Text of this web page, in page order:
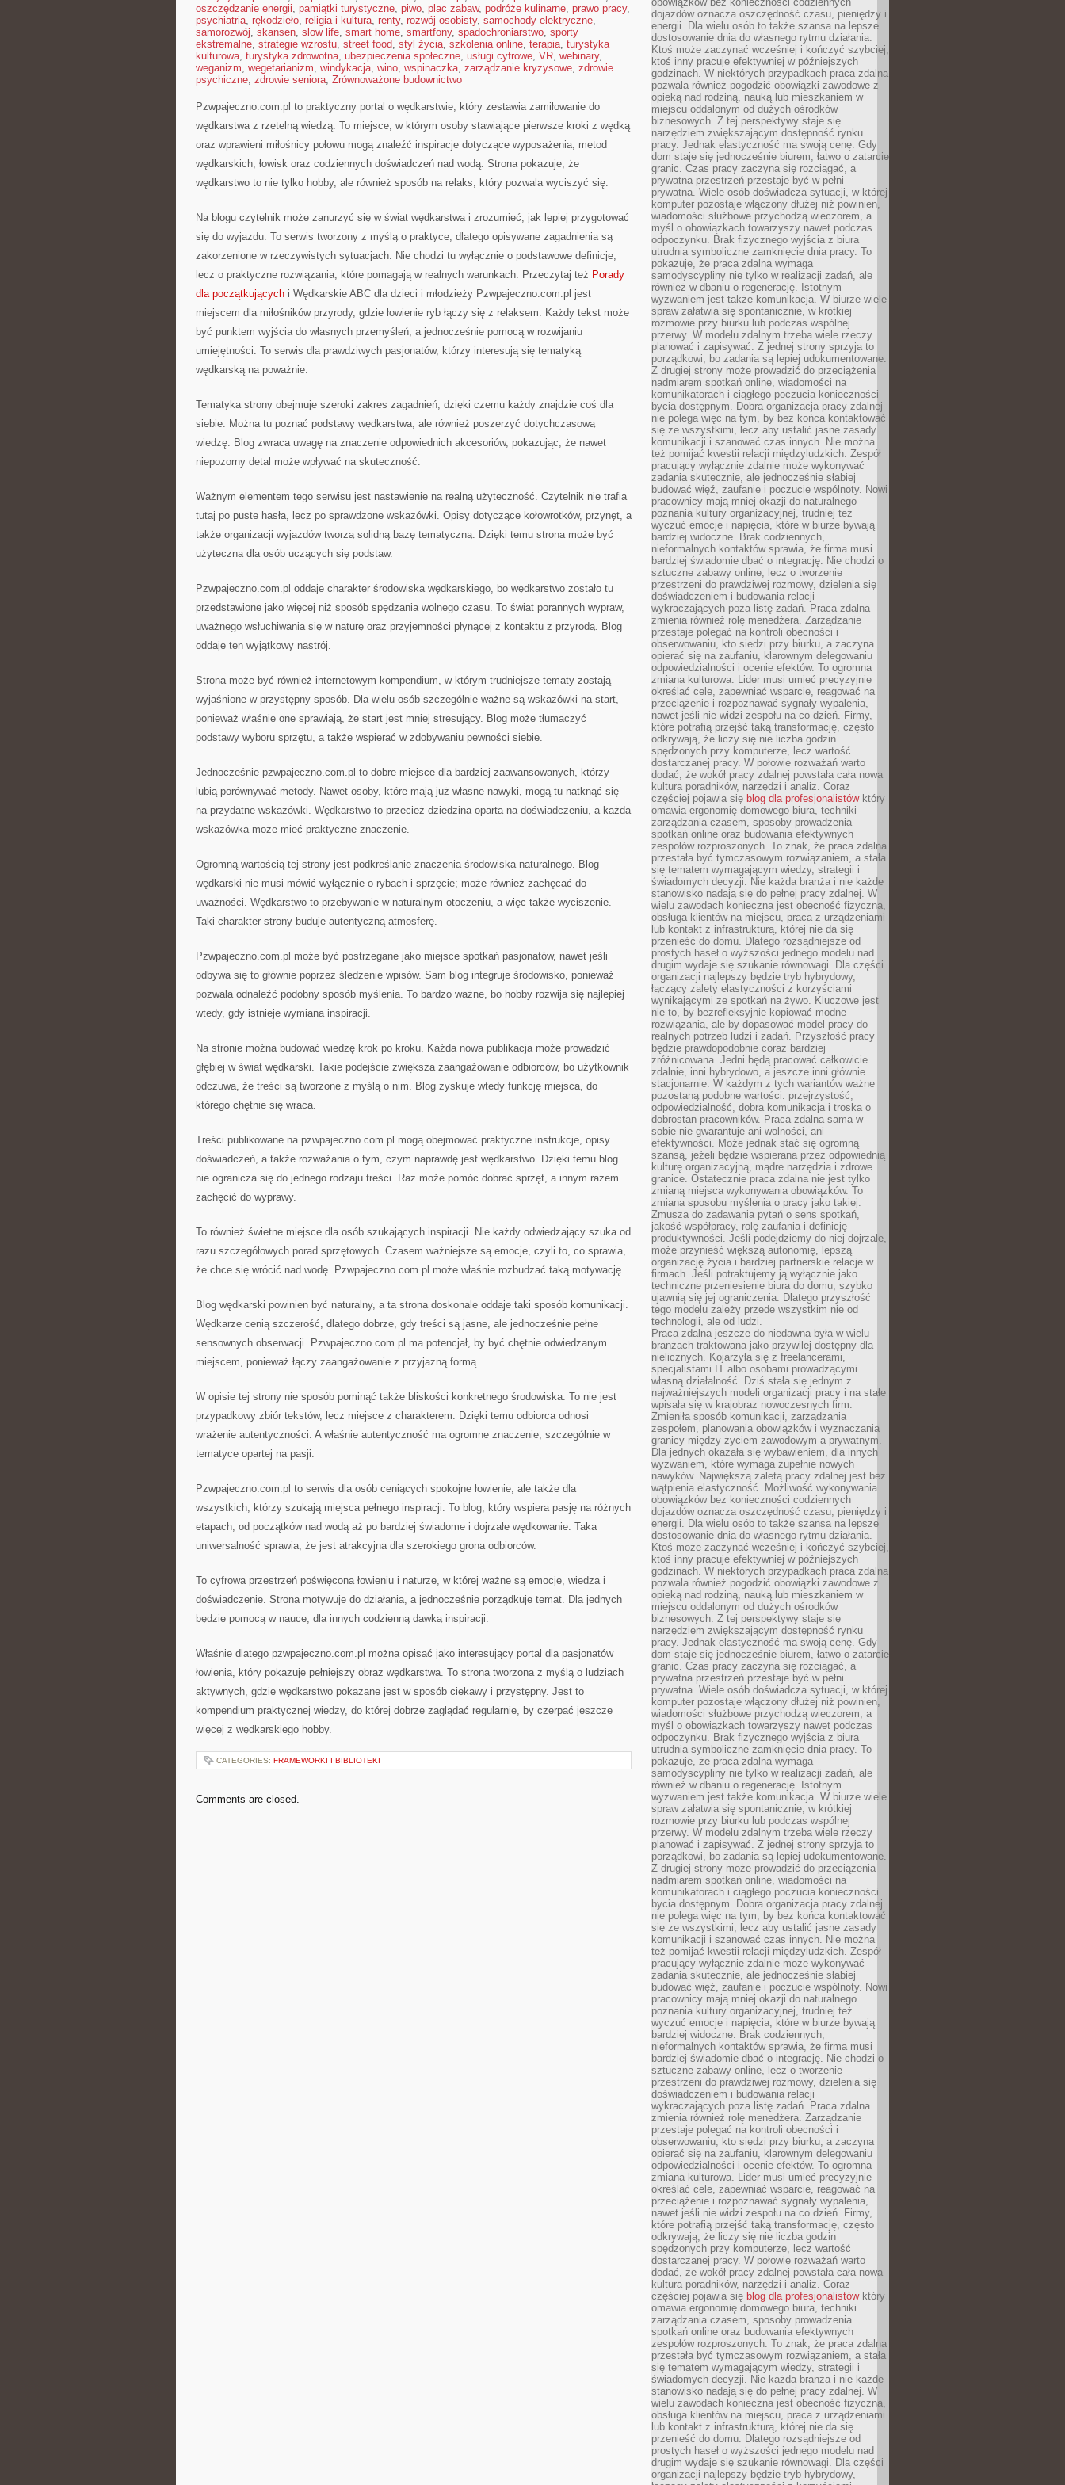
oszczędzanie energii, pamiątki turystyczne, piwo, plac zabaw, podróże kulinarne, prawo pracy,
psychiatria, rękodzieło, religia i kultura, renty, rozwój osobisty, samochody elektryczne,
samorozwój, skansen, slow life, smart home, smartfony, spadochroniarstwo, sporty
ekstremalne, strategie wzrostu, street food, styl życia, szkolenia online, terapia, turystyka
kulturowa, turystyka zdrowotna, ubezpieczenia społeczne, usługi cyfrowe, VR, webinary,
weganizm, wegetarianizm, windykacja, wino, wspinaczka, zarządzanie kryzysowe, zdrowie
psychiczne, zdrowie seniora, Zrównoważone budownictwo
Pzwpajeczno.com.pl to praktyczny portal o wędkarstwie, który zestawia zamiłowanie do
wędkarstwa z rzetelną wiedzą. To miejsce, w którym osoby stawiające pierwsze kroki z wędką
oraz wprawieni miłośnicy połowu mogą znaleźć inspiracje dotyczące wyposażenia, metod
wędkarskich, łowisk oraz codziennych doświadczeń nad wodą. Strona pokazuje, że
wędkarstwo to nie tylko hobby, ale również sposób na relaks, który pozwala wyciszyć się.
Na blogu czytelnik może zanurzyć się w świat wędkarstwa i zrozumieć, jak lepiej przygotować
się do wyjazdu. To serwis tworzony z myślą o praktyce, dlatego opisywane zagadnienia są
zakorzenione w rzeczywistych sytuacjach. Nie chodzi tu wyłącznie o podstawowe definicje,
lecz o praktyczne rozwiązania, które pomagają w realnych warunkach. Przeczytaj też Porady
dla początkujących i Wędkarskie ABC dla dzieci i młodzieży Pzwpajeczno.com.pl jest
miejscem dla miłośników przyrody, gdzie łowienie ryb łączy się z relaksem. Każdy tekst może
być punktem wyjścia do własnych przemyśleń, a jednocześnie pomocą w rozwijaniu
umiejętności. To serwis dla prawdziwych pasjonatów, którzy interesują się tematyką
wędkarską na poważnie.
Tematyka strony obejmuje szeroki zakres zagadnień, dzięki czemu każdy znajdzie coś dla
siebie. Można tu poznać podstawy wędkarstwa, ale również poszerzyć dotychczasową
wiedzę. Blog zwraca uwagę na znaczenie odpowiednich akcesoriów, pokazując, że nawet
niepozorny detal może wpływać na skuteczność.
Ważnym elementem tego serwisu jest nastawienie na realną użyteczność. Czytelnik nie trafia
tutaj po puste hasła, lecz po sprawdzone wskazówki. Opisy dotyczące kołowrotków, przynęt, a
także organizacji wyjazdów tworzą solidną bazę tematyczną. Dzięki temu strona może być
użyteczna dla osób uczących się podstaw.
Pzwpajeczno.com.pl oddaje charakter środowiska wędkarskiego, bo wędkarstwo zostało tu
przedstawione jako więcej niż sposób spędzania wolnego czasu. To świat porannych wypraw,
uważnego wsłuchiwania się w naturę oraz przyjemności płynącej z kontaktu z przyrodą. Blog
oddaje ten wyjątkowy nastrój.
Strona może być również internetowym kompendium, w którym trudniejsze tematy zostają
wyjaśnione w przystępny sposób. Dla wielu osób szczególnie ważne są wskazówki na start,
ponieważ właśnie one sprawiają, że start jest mniej stresujący. Blog może tłumaczyć
podstawy wyboru sprzętu, a także wspierać w zdobywaniu pewności siebie.
Jednocześnie pzwpajeczno.com.pl to dobre miejsce dla bardziej zaawansowanych, którzy
lubią porównywać metody. Nawet osoby, które mają już własne nawyki, mogą tu natknąć się
na przydatne wskazówki. Wędkarstwo to przecież dziedzina oparta na doświadczeniu, a każda
wskazówka może mieć praktyczne znaczenie.
Ogromną wartością tej strony jest podkreślanie znaczenia środowiska naturalnego. Blog
wędkarski nie musi mówić wyłącznie o rybach i sprzęcie; może również zachęcać do
uważności. Wędkarstwo to przebywanie w naturalnym otoczeniu, a więc także wyciszenie.
Taki charakter strony buduje autentyczną atmosferę.
Pzwpajeczno.com.pl może być postrzegane jako miejsce spotkań pasjonatów, nawet jeśli
odbywa się to głównie poprzez śledzenie wpisów. Sam blog integruje środowisko, ponieważ
pozwala odnaleźć podobny sposób myślenia. To bardzo ważne, bo hobby rozwija się najlepiej
wtedy, gdy istnieje wymiana inspiracji.
Na stronie można budować wiedzę krok po kroku. Każda nowa publikacja może prowadzić
głębiej w świat wędkarski. Takie podejście zwiększa zaangażowanie odbiorców, bo użytkownik
odczuwa, że treści są tworzone z myślą o nim. Blog zyskuje wtedy funkcję miejsca, do
którego chętnie się wraca.
Treści publikowane na pzwpajeczno.com.pl mogą obejmować praktyczne instrukcje, opisy
doświadczeń, a także rozważania o tym, czym naprawdę jest wędkarstwo. Dzięki temu blog
nie ogranicza się do jednego rodzaju treści. Raz może pomóc dobrać sprzęt, a innym razem
zachęcić do wyprawy.
To również świetne miejsce dla osób szukających inspiracji. Nie każdy odwiedzający szuka od
razu szczegółowych porad sprzętowych. Czasem ważniejsze są emocje, czyli to, co sprawia,
że chce się wrócić nad wodę. Pzwpajeczno.com.pl może właśnie rozbudzać taką motywację.
Blog wędkarski powinien być naturalny, a ta strona doskonale oddaje taki sposób komunikacji.
Wędkarze cenią szczerość, dlatego dobrze, gdy treści są jasne, ale jednocześnie pełne
sensownych obserwacji. Pzwpajeczno.com.pl ma potencjał, by być chętnie odwiedzanym
miejscem, ponieważ łączy zaangażowanie z przyjazną formą.
W opisie tej strony nie sposób pominąć także bliskości konkretnego środowiska. To nie jest
przypadkowy zbiór tekstów, lecz miejsce z charakterem. Dzięki temu odbiorca odnosi
wrażenie autentyczności. A właśnie autentyczność ma ogromne znaczenie, szczególnie w
tematyce opartej na pasji.
Pzwpajeczno.com.pl to serwis dla osób ceniących spokojne łowienie, ale także dla
wszystkich, którzy szukają miejsca pełnego inspiracji. To blog, który wspiera pasję na różnych
etapach, od początków nad wodą aż po bardziej świadome i dojrzałe wędkowanie. Taka
uniwersalność sprawia, że jest atrakcyjna dla szerokiego grona odbiorców.
To cyfrowa przestrzeń poświęcona łowieniu i naturze, w której ważne są emocje, wiedza i
doświadczenie. Strona motywuje do działania, a jednocześnie porządkuje temat. Dla jednych
będzie pomocą w nauce, dla innych codzienną dawką inspiracji.
Właśnie dlatego pzwpajeczno.com.pl można opisać jako interesujący portal dla pasjonatów
łowienia, który pokazuje pełniejszy obraz wędkarstwa. To strona tworzona z myślą o ludziach
aktywnych, gdzie wędkarstwo pokazane jest w sposób ciekawy i przystępny. Jest to
kompendium praktycznej wiedzy, do której dobrze zaglądać regularnie, by czerpać jeszcze
więcej z wędkarskiego hobby.
CATEGORIES: FRAMEWORKI I BIBLIOTEKI
Comments are closed.
dojazdów oznacza oszczędność czasu, pieniędzy i
energii. Dla wielu osób to także szansa na lepsze
dostosowanie dnia do własnego rytmu działania.
Ktoś może zaczynać wcześniej i kończyć szybciej,
ktoś inny pracuje efektywniej w późniejszych
godzinach. W niektórych przypadkach praca zdalna
pozwala również pogodzić obowiązki zawodowe z
opieką nad rodziną, nauką lub mieszkaniem w
miejscu oddalonym od dużych ośrodków
biznesowych. Z tej perspektywy staje się
narzędziem zwiększającym dostępność rynku
pracy. Jednak elastyczność ma swoją cenę. Gdy
dom staje się jednocześnie biurem, łatwo o zatarcie
granic. Czas pracy zaczyna się rozciągać, a
prywatna przestrzeń przestaje być w pełni
prywatna. Wiele osób doświadcza sytuacji, w której
komputer pozostaje włączony dłużej niż powinien,
wiadomości służbowe przychodzą wieczorem, a
myśl o obowiązkach towarzyszy nawet podczas
odpoczynku. Brak fizycznego wyjścia z biura
utrudnia symboliczne zamknięcie dnia pracy. To
pokazuje, że praca zdalna wymaga
samodyscypliny nie tylko w realizacji zadań, ale
również w dbaniu o regenerację. Istotnym
wyzwaniem jest także komunikacja. W biurze wiele
spraw załatwia się spontanicznie, w krótkiej
rozmowie przy biurku lub podczas wspólnej
przerwy. W modelu zdalnym trzeba wiele rzeczy
planować i zapisywać. Z jednej strony sprzyja to
porządkowi, bo zadania są lepiej udokumentowane.
Z drugiej strony może prowadzić do przeciążenia
nadmiarem spotkań online, wiadomości na
komunikatorach i ciągłego poczucia konieczności
bycia dostępnym. Dobra organizacja pracy zdalnej
nie polega więc na tym, by bez końca kontaktować
się ze wszystkimi, lecz aby ustalić jasne zasady
komunikacji i szanować czas innych. Nie można
też pomijać kwestii relacji międzyludzkich. Zespół
pracujący wyłącznie zdalnie może wykonywać
zadania skutecznie, ale jednocześnie słabiej
budować więź, zaufanie i poczucie wspólnoty. Nowi
pracownicy mają mniej okazji do naturalnego
poznania kultury organizacyjnej, trudniej też
wyczuć emocje i napięcia, które w biurze bywają
bardziej widoczne. Brak codziennych,
nieformalnych kontaktów sprawia, że firma musi
bardziej świadomie dbać o integrację. Nie chodzi o
sztuczne zabawy online, lecz o tworzenie
przestrzeni do prawdziwej rozmowy, dzielenia się
doświadczeniem i budowania relacji
wykraczających poza listę zadań. Praca zdalna
zmienia również rolę menedżera. Zarządzanie
przestaje polegać na kontroli obecności i
obserwowaniu, kto siedzi przy biurku, a zaczyna
opierać się na zaufaniu, klarownym delegowaniu
odpowiedzialności i ocenie efektów. To ogromna
zmiana kulturowa. Lider musi umieć precyzyjnie
określać cele, zapewniać wsparcie, reagować na
przeciążenie i rozpoznawać sygnały wypalenia,
nawet jeśli nie widzi zespołu na co dzień. Firmy,
które potrafią przejść taką transformację, często
odkrywają, że liczy się nie liczba godzin
spędzonych przy komputerze, lecz wartość
dostarczanej pracy. W połowie rozważań warto
dodać, że wokół pracy zdalnej powstała cała nowa
kultura poradników, narzędzi i analiz. Coraz
częściej pojawia się blog dla profesjonalistówktóry
omawia ergonomię domowego biura, techniki
zarządzania czasem, sposoby prowadzenia
spotkań online oraz budowania efektywnych
zespołów rozproszonych. To znak, że praca zdalna
przestała być tymczasowym rozwiązaniem, a stała
się tematem wymagającym wiedzy, strategii i
świadomych decyzji. Nie każda branża i nie każde
stanowisko nadają się do pełnej pracy zdalnej. W
wielu zawodach konieczna jest obecność fizyczna,
obsługa klientów na miejscu, praca z urządzeniami
lub kontakt z infrastrukturą, której nie da się
przenieść do domu. Dlatego rozsądniejsze od
prostych haseł o wyższości jednego modelu nad
drugim wydaje się szukanie równowagi. Dla części
organizacji najlepszy będzie tryb hybrydowy,
łączący zalety elastyczności z korzyściami
wynikającymi ze spotkań na żywo. Kluczowe jest
nie to, by bezrefleksyjnie kopiować modne
rozwiązania, ale by dopasować model pracy do
realnych potrzeb ludzi i zadań. Przyszłość pracy
będzie prawdopodobnie coraz bardziej
zróżnicowana. Jedni będą pracować całkowicie
zdalnie, inni hybrydowo, a jeszcze inni głównie
stacjonarnie. W każdym z tych wariantów ważne
pozostaną podobne wartości: przejrzystość,
odpowiedzialność, dobra komunikacja i troska o
dobrostan pracowników. Praca zdalna sama w
sobie nie gwarantuje ani wolności, ani
efektywności. Może jednak stać się ogromną
szansą, jeżeli będzie wspierana przez odpowiednią
kulturę organizacyjną, mądre narzędzia i zdrowe
granice. Ostatecznie praca zdalna nie jest tylko
zmianą miejsca wykonywania obowiązków. To
zmiana sposobu myślenia o pracy jako takiej.
Zmusza do zadawania pytań o sens spotkań,
jakość współpracy, rolę zaufania i definicję
produktywności. Jeśli podejdziemy do niej dojrzale,
może przynieść większą autonomię, lepszą
organizację życia i bardziej partnerskie relacje w
firmach. Jeśli potraktujemy ją wyłącznie jako
techniczne przeniesienie biura do domu, szybko
ujawnią się jej ograniczenia. Dlatego przyszłość
tego modelu zależy przede wszystkim nie od
technologii, ale od ludzi.
Praca zdalna jeszcze do niedawna była w wielu
branżach traktowana jako przywilej dostępny dla
nielicznych. Kojarzyła się z freelancerami,
specjalistami IT albo osobami prowadzącymi
własną działalność. Dziś stała się jednym z
najważniejszych modeli organizacji pracy i na stałe
wpisała się w krajobraz nowoczesnych firm.
Zmieniła sposób komunikacji, zarządzania
zespołem, planowania obowiązków i wyznaczania
granicy między życiem zawodowym a prywatnym.
Dla jednych okazała się wybawieniem, dla innych
wyzwaniem, które wymaga zupełnie nowych
nawyków. Największą zaletą pracy zdalnej jest bez
wątpienia elastyczność. Możliwość wykonywania
obowiązków bez konieczności codziennych
dojazdów oznacza oszczędność czasu, pieniędzy i
energii. Dla wielu osób to także szansa na lepsze
dostosowanie dnia do własnego rytmu działania.
Ktoś może zaczynać wcześniej i kończyć szybciej,
ktoś inny pracuje efektywniej w późniejszych
godzinach. W niektórych przypadkach praca zdalna
pozwala również pogodzić obowiązki zawodowe z
opieką nad rodziną, nauką lub mieszkaniem w
miejscu oddalonym od dużych ośrodków
biznesowych. Z tej perspektywy staje się
narzędziem zwiększającym dostępność rynku
pracy. Jednak elastyczność ma swoją cenę. Gdy
dom staje się jednocześnie biurem, łatwo o zatarcie
granic. Czas pracy zaczyna się rozciągać, a
prywatna przestrzeń przestaje być w pełni
prywatna. Wiele osób doświadcza sytuacji, w której
komputer pozostaje włączony dłużej niż powinien,
wiadomości służbowe przychodzą wieczorem, a
myśl o obowiązkach towarzyszy nawet podczas
odpoczynku. Brak fizycznego wyjścia z biura
utrudnia symboliczne zamknięcie dnia pracy. To
pokazuje, że praca zdalna wymaga
samodyscypliny nie tylko w realizacji zadań, ale
również w dbaniu o regenerację. Istotnym
wyzwaniem jest także komunikacja. W biurze wiele
spraw załatwia się spontanicznie, w krótkiej
rozmowie przy biurku lub podczas wspólnej
przerwy. W modelu zdalnym trzeba wiele rzeczy
planować i zapisywać. Z jednej strony sprzyja to
porządkowi, bo zadania są lepiej udokumentowane.
Z drugiej strony może prowadzić do przeciążenia
nadmiarem spotkań online, wiadomości na
komunikatorach i ciągłego poczucia konieczności
bycia dostępnym. Dobra organizacja pracy zdalnej
nie polega więc na tym, by bez końca kontaktować
się ze wszystkimi, lecz aby ustalić jasne zasady
komunikacji i szanować czas innych. Nie można
też pomijać kwestii relacji międzyludzkich. Zespół
pracujący wyłącznie zdalnie może wykonywać
zadania skutecznie, ale jednocześnie słabiej
budować więź, zaufanie i poczucie wspólnoty. Nowi
pracownicy mają mniej okazji do naturalnego
poznania kultury organizacyjnej, trudniej też
wyczuć emocje i napięcia, które w biurze bywają
bardziej widoczne. Brak codziennych,
nieformalnych kontaktów sprawia, że firma musi
bardziej świadomie dbać o integrację. Nie chodzi o
sztuczne zabawy online, lecz o tworzenie
przestrzeni do prawdziwej rozmowy, dzielenia się
doświadczeniem i budowania relacji
wykraczających poza listę zadań. Praca zdalna
zmienia również rolę menedżera. Zarządzanie
przestaje polegać na kontroli obecności i
obserwowaniu, kto siedzi przy biurku, a zaczyna
opierać się na zaufaniu, klarownym delegowaniu
odpowiedzialności i ocenie efektów. To ogromna
zmiana kulturowa. Lider musi umieć precyzyjnie
określać cele, zapewniać wsparcie, reagować na
przeciążenie i rozpoznawać sygnały wypalenia,
nawet jeśli nie widzi zespołu na co dzień. Firmy,
które potrafią przejść taką transformację, często
odkrywają, że liczy się nie liczba godzin
spędzonych przy komputerze, lecz wartość
dostarczanej pracy. W połowie rozważań warto
dodać, że wokół pracy zdalnej powstała cała nowa
kultura poradników, narzędzi i analiz. Coraz
częściej pojawia się blog dla profesjonalistówktóry
omawia ergonomię domowego biura, techniki
zarządzania czasem, sposoby prowadzenia
spotkań online oraz budowania efektywnych
zespołów rozproszonych. To znak, że praca zdalna
przestała być tymczasowym rozwiązaniem, a stała
się tematem wymagającym wiedzy, strategii i
świadomych decyzji. Nie każda branża i nie każde
stanowisko nadają się do pełnej pracy zdalnej. W
wielu zawodach konieczna jest obecność fizyczna,
obsługa klientów na miejscu, praca z urządzeniami
lub kontakt z infrastrukturą, której nie da się
przenieść do domu. Dlatego rozsądniejsze od
prostych haseł o wyższości jednego modelu nad
drugim wydaje się szukanie równowagi. Dla części
organizacji najlepszy będzie tryb hybrydowy,